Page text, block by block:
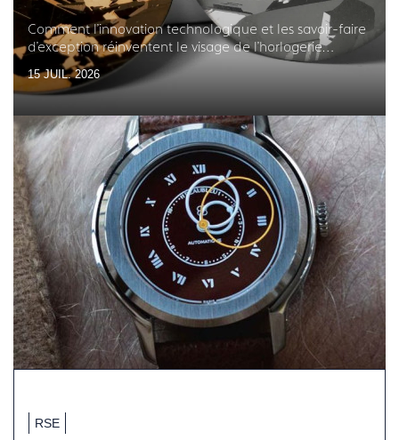
Comment l'innovation technologique et les savoir-faire
d'exception réinventent le visage de l'horlogerie
française
15 JUIL. 2026
RSE